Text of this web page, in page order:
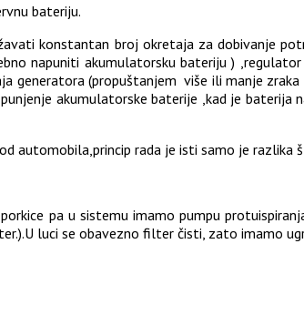
bateriju.
konstantan broj okretaja za dobivanje
napuniti akumulatorsku bateriju )
generatora (propuštanjem više ili manje
akumulatorske baterije ,kad je
automobila,princip rada je isti samo je razlika
pa u sistemu imamo pumpu
luci se obavezno filter čisti, zato imamo